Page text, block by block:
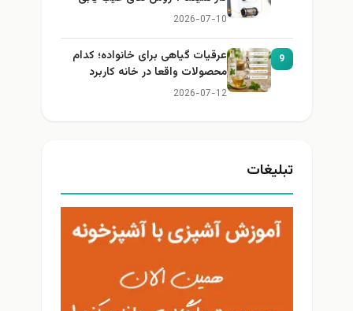
2026-07-10
9
عرقیات گیاهی برای خانواده؛ کدام
محصولات واقعا در خانه کاربرد
دارند؟
2026-07-12
تبلیغات